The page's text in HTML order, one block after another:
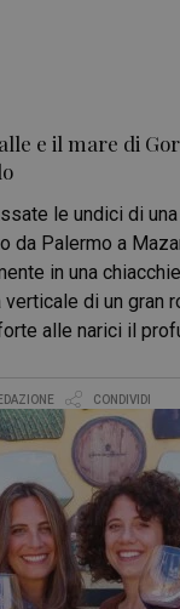
e il mare di
le undici di
da Palermo a
in una
verticale di un gran
alle narici il
CONDIVIDI